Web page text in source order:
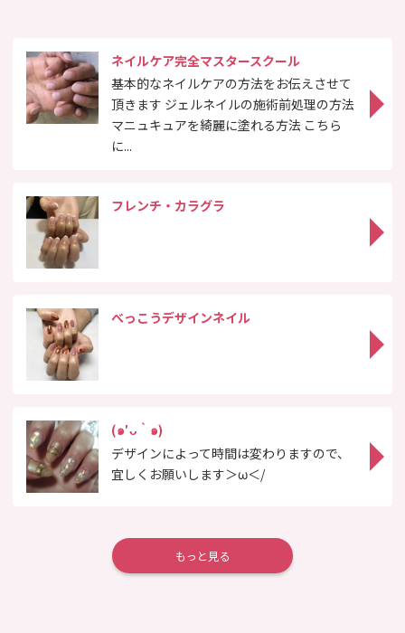
ネイルケア完全マスタースクール
基本的なネイルケアの方法をお伝えさせて
頂きます ジェルネイルの施術前処理の方法
マニュキュアを綺麗に塗れる方法 こちら
に...
フレンチ・カラグラ
べっこうデザインネイル
(๑′ᴗ‵๑)
デザインによって時間は変わりますので、
宜しくお願いします＞ω＜/
もっと見る